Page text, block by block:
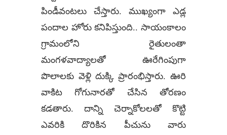
పిండీవంటలు చేస్తారు. ముఖ్యంగా ఎడ్ల
పందాల హోరు కనిపిస్తుంది.. సాయంకాలం
గ్రామంలోని రైతులంతా
మంగళవాద్యాలతో ఊరేగింపుగా
పొలాలకు వెళ్లి దుక్కి ప్రారంభిస్తారు. ఊరి
వాకిట గోగునారతో చేసిన తోరణం
కడతారు. దాన్ని చెర్నాకోలలతో కొట్టి
ఎవరికి దొరికిన పీచును వారు